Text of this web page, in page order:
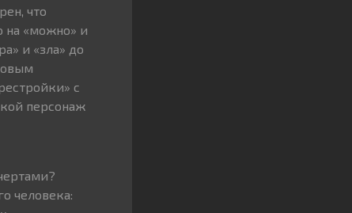
что
на «можно» и
и «зла» до
с
персонаж
человека: